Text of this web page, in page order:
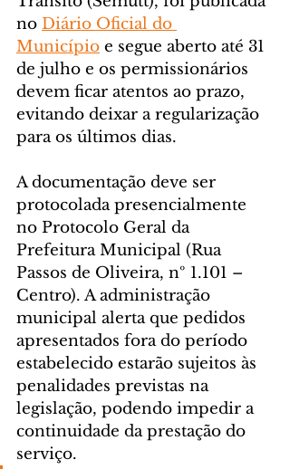
no Diário Oficial do
Município e segue aberto até 31
de julho e os permissionários
devem ficar atentos ao prazo,
evitando deixar a regularização
para os últimos dias.
A documentação deve ser
protocolada presencialmente
no Protocolo Geral da
Prefeitura Municipal (Rua
Passos de Oliveira, nº 1.101 –
Centro). A administração
municipal alerta que pedidos
apresentados fora do período
estabelecido estarão sujeitos às
penalidades previstas na
legislação, podendo impedir a
continuidade da prestação do
serviço.